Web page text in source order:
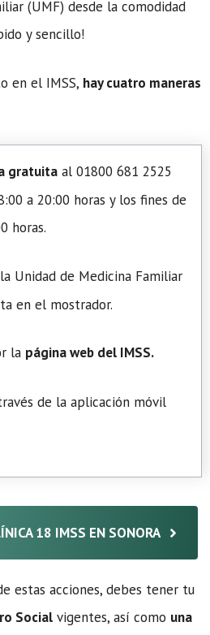
(UMF) desde la comodidad
y sencillo!
en el IMSS, hay cuatro maneras
gratuita al 01800 681 2525
a 20:00 horas y los fines de
horas.
Unidad de Medicina Familiar
en el mostrador.
la página web del IMSS.
de la aplicación móvil
18 IMSS EN SONORA
estas acciones, debes tener tu
Social vigentes, así como una